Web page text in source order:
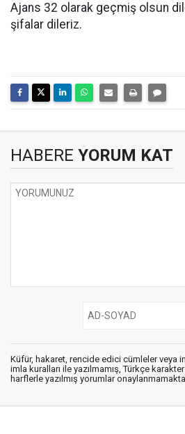
Ajans 32 olarak geçmiş olsun
şifalar dileriz.
HABERE YORUM KAT
Küfür, hakaret, rencide edici cümleler veya
imla kuralları ile yazılmamış, Türkçe
harflerle yazılmış yorumlar